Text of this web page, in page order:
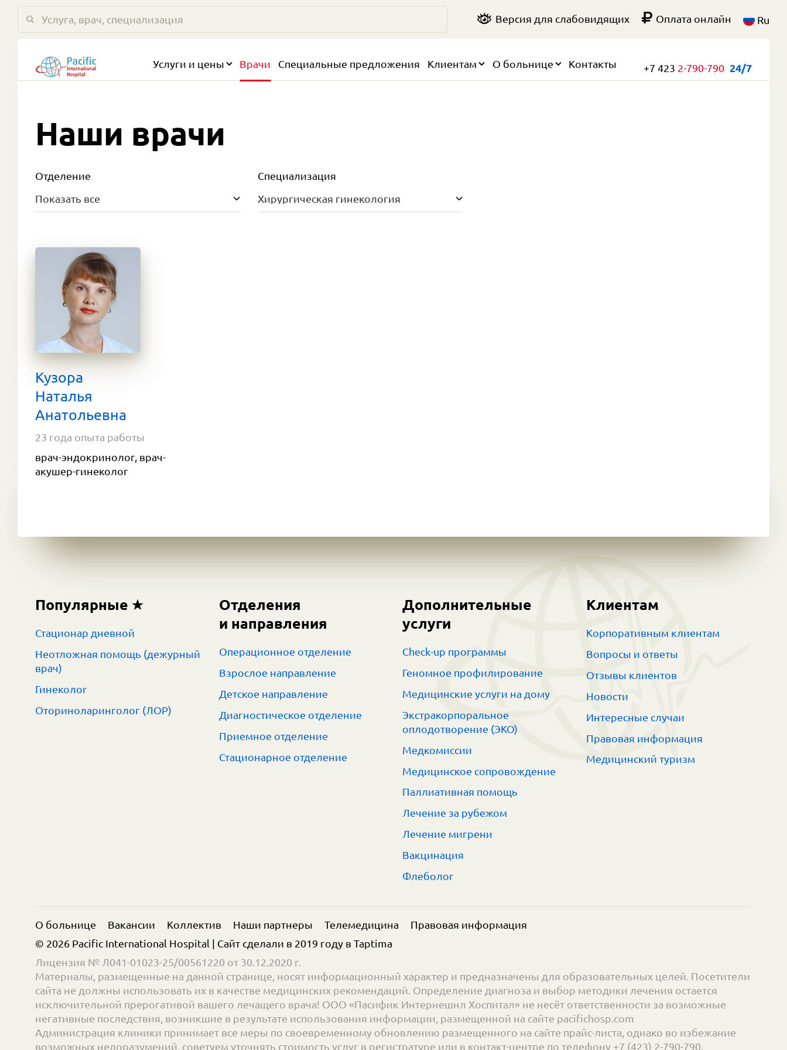
Версия для слабовидящих Оплата онлайн Ru
Услуги и цены Врачи Специальные предложения Клиентам О больнице Контакты +7 423 2-790-790 24/7
Наши врачи
Отделение
Показать все
Специализация
Хирургическая гинекология
Кузора
Наталья
Анатольевна
23 года опыта работы
врач-эндокринолог, врач-
акушер-гинеколог
Популярные
Стационар дневной
Неотложная помощь (дежурный
врач)
Гинеколог
Оториноларинголог (ЛОР)
Отделения
и направления
Операционное отделение
Взрослое направление
Детское направление
Диагностическое отделение
Приемное отделение
Стационарное отделение
Дополнительные
услуги
Check-up программы
Геномное профилирование
Медицинские услуги на дому
Экстракорпоральное
оплодотворение (ЭКО)
Медкомиссии
Медицинское сопровождение
Паллиативная помощь
Лечение за рубежом
Лечение мигрени
Вакцинация
Флеболог
Клиентам
Корпоративным клиентам
Вопросы и ответы
Отзывы клиентов
Новости
Интересные случаи
Правовая информация
Медицинский туризм
О больнице Вакансии Коллектив Наши партнеры Телемедицина
Правовая информация
© 2026 Pacific International Hospital | Сайт сделали в 2019 году в Taptima
Лицензия № Л041-01023-25/00561220 от 30.12.2020 г.
Материалы, размещенные на данной странице, носят информационный характер и предназначены для образовательных целей. Посетители
сайта не должны использовать их в качестве медицинских рекомендаций. Определение диагноза и выбор методики лечения остается
исключительной прерогативой вашего лечащего врача! ООО «Пасифик Интернешнл Хоспитал» не несёт ответственности за возможные
негативные последствия, возникшие в результате использования информации, размещенной на сайте pacifichosp.com
Администрация клиники принимает все меры по своевременному обновлению размещенного на сайте прайс-листа, однако во избежание
возможных недоразумений, советуем уточнять стоимость услуг в регистратуре или в контакт-центре по телефону +7 (423) 2-790-790.